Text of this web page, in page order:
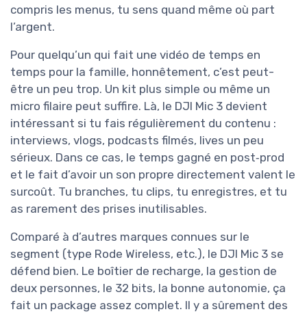
compris les menus, tu sens quand même où part
l’argent.
Pour quelqu’un qui fait une vidéo de temps en
temps pour la famille, honnêtement, c’est peut-
être un peu trop. Un kit plus simple ou même un
micro filaire peut suffire. Là, le DJI Mic 3 devient
intéressant si tu fais régulièrement du contenu :
interviews, vlogs, podcasts filmés, lives un peu
sérieux. Dans ce cas, le temps gagné en post‑prod
et le fait d’avoir un son propre directement valent le
surcoût. Tu branches, tu clips, tu enregistres, et tu
as rarement des prises inutilisables.
Comparé à d’autres marques connues sur le
segment (type Rode Wireless, etc.), le DJI Mic 3 se
défend bien. Le boîtier de recharge, la gestion de
deux personnes, le 32 bits, la bonne autonomie, ça
fait un package assez complet. Il y a sûrement des